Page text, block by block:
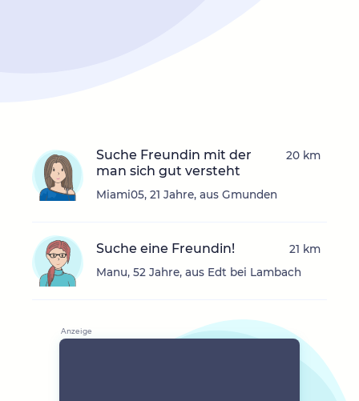
Suche Freundin mit der
man sich gut versteht
Miami05, 21 Jahre, aus Gmunden
20 km
Suche eine Freundin!
Manu, 52 Jahre, aus Edt bei Lambach
21 km